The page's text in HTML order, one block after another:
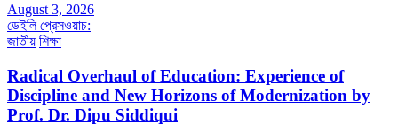
August 3, 2026
ডেইলি প্রেসওয়াচ:
জাতীয় শিক্ষা
Radical Overhaul of Education: Experience of
Discipline and New Horizons of Modernization by
Prof. Dr. Dipu Siddiqui